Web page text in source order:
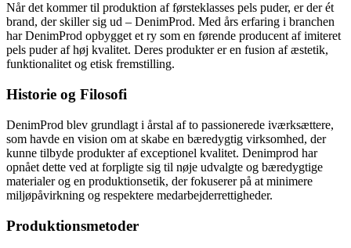
Når det kommer til produktion af førsteklasses pels puder, er der ét
brand, der skiller sig ud – DenimProd. Med års erfaring i branchen
har DenimProd opbygget et ry som en førende producent af imiteret
pels puder af høj kvalitet. Deres produkter er en fusion af æstetik,
funktionalitet og etisk fremstilling.
Historie og Filosofi
DenimProd blev grundlagt i årstal af to passionerede iværksættere,
som havde en vision om at skabe en bæredygtig virksomhed, der
kunne tilbyde produkter af exceptionel kvalitet. Denimprod har
opnået dette ved at forpligte sig til nøje udvalgte og bæredygtige
materialer og en produktionsetik, der fokuserer på at minimere
miljøpåvirkning og respektere medarbejderrettigheder.
Produktionsmetoder